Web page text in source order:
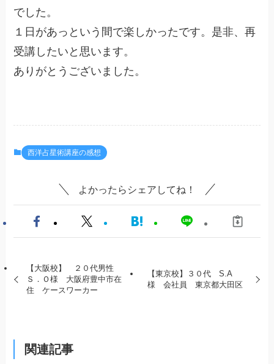
でした。
１日があっという間で楽しかったです。是非、再
受講したいと思います。
ありがとうございました。
西洋占星術講座の感想
よかったらシェアしてね！
【大阪校】 ２０代男性
Ｓ．Ｏ様 大阪府豊中市在
住 ケースワーカー
【東京校】３０代 S.A
様 会社員 東京都大田区
関連記事